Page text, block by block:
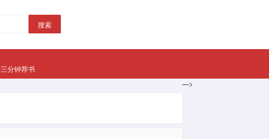
搜索
三分钟荐书
—>